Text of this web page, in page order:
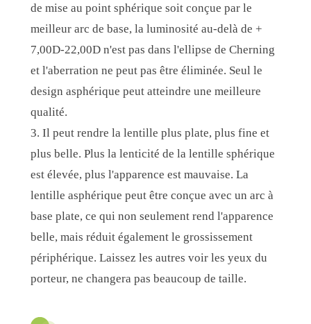
de mise au point sphérique soit conçue par le
meilleur arc de base, la luminosité au-delà de +
7,00D-22,00D n'est pas dans l'ellipse de Cherning
et l'aberration ne peut pas être éliminée. Seul le
design asphérique peut atteindre une meilleure
qualité.
3. Il peut rendre la lentille plus plate, plus fine et
plus belle. Plus la lenticité de la lentille sphérique
est élevée, plus l'apparence est mauvaise. La
lentille asphérique peut être conçue avec un arc à
base plate, ce qui non seulement rend l'apparence
belle, mais réduit également le grossissement
périphérique. Laissez les autres voir les yeux du
porteur, ne changera pas beaucoup de taille.